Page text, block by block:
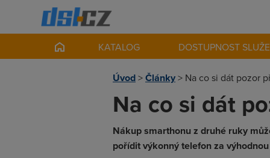
KATALOG DOSTUPNOST
Úvod>Články> Na co si dát pozor
Na co si dát
Nákup smarthonu z druhé ruky
pořídit výkonný telefon za